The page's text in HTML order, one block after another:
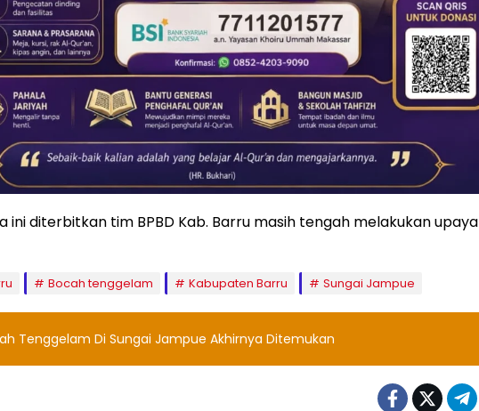
ini diterbitkan tim BPBD Kab. Barru masih tengah melakukan upaya
Bocah tenggelam Kabupaten Barru Sungai Jampue
Tenggelam Di Sungai Jampue Akhirnya Ditemukan